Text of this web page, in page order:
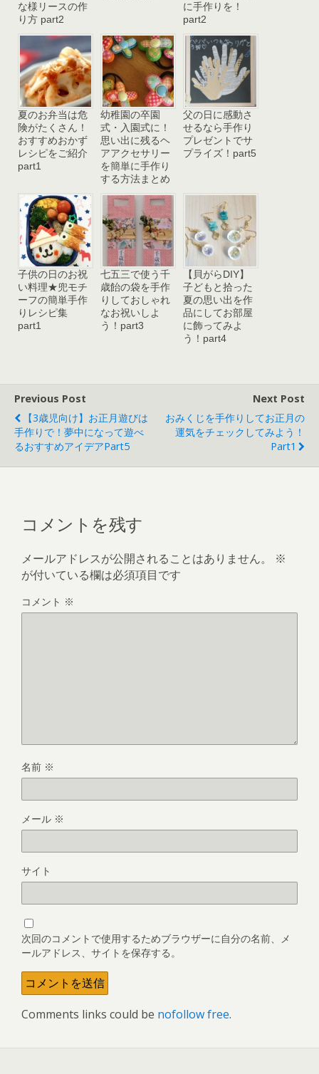
な様リースの作
り方 part2
に手作りを！
part2
夏のお弁当は危
険がたくさん！
おすすめおかず
レシピをご紹介
part1
幼稚園の卒園
式・入園式に！
思い出に残るヘ
アアクセサリー
を簡単に手作り
する方法まとめ
父の日に感動さ
せるなら手作り
プレゼントでサ
プライズ！part5
子供の日のお祝
い料理★兜モチ
ーフの簡単手作
りレシピ集
part1
七五三で使う千
歳飴の袋を手作
りしておしゃれ
なお祝いしよ
う！part3
【貝がらDIY】
子どもと拾った
夏の思い出を作
品にしてお部屋
に飾ってみよ
う！part4
Previous Post
【3歳児向け】お正月遊びは
手作りで！夢中になって遊べ
るおすすめアイデアpart5
Next Post
おみくじを手作りしてお正月の
運気をチェックしてみよう！
Part1
コメントを残す
メールアドレスが公開されることはありません。
※
が付いている欄は必須項目です
コメント ※
名前 ※
メール ※
サイト
次回のコメントで使用するためブラウザーに自分の名前、メ
ールアドレス、サイトを保存する。
Comments links could be nofollow free.